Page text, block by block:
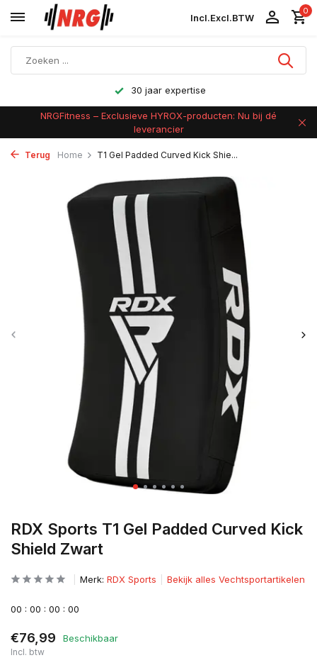
Incl.Excl.BTW
0
30 jaar expertise
NRGFitness – Exclusieve HYROX-producten: Nu bij dé
leverancier
Terug Home T1 Gel Padded Curved Kick Shie...
RDX Sports T1 Gel Padded Curved Kick
Shield Zwart
Merk: RDX Sports Bekijk alles Vechtsportartikelen
00 : 00 : 00 : 00
€76,99 Beschikbaar
Incl. btw